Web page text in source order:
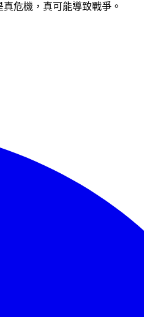
危機，真可能導致戰爭。